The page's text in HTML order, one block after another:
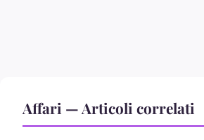
Affari — Articoli correlati